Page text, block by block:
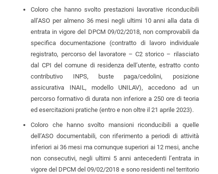
Coloro che hanno svolto prestazioni lavorative riconducibili
all’ASO per almeno 36 mesi negli ultimi 10 anni alla data di
entrata in vigore del DPCM 09/02/2018, non comprovabili da
specifica documentazione (contratto di lavoro individuale
registrato, percorso del lavoratore – C2 storico – rilasciato
dal CPI del comune di residenza dell’utente, estratto conto
contributivo INPS, buste paga/cedolini, posizione
assicurativa INAIL, modello UNILAV), accedono ad un
percorso formativo di durata non inferiore a 250 ore di teoria
ed esercitazioni pratiche (entro e non oltre il 21 aprile 2023).
Coloro che hanno svolto mansioni riconducibili a quelle
dell’ASO documentabili, con riferimento a periodi di attività
inferiori ai 36 mesi ma comunque superiori ai 12 mesi, anche
non consecutivi, negli ultimi 5 anni antecedenti l’entrata in
vigore del DPCM del 09/02/2018 e sono residenti nel territorio